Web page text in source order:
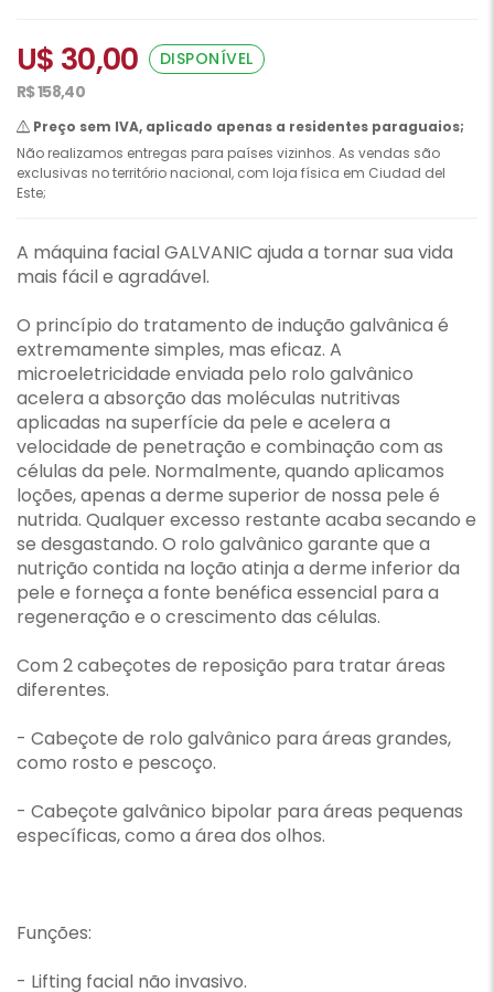
U$ 30,00
DISPONÍVEL
R$ 158,40
Preço sem IVA, aplicado apenas a residentes paraguaios;
Não realizamos entregas para países vizinhos. As vendas são
exclusivas no território nacional, com loja física em Ciudad del
Este;
A máquina facial GALVANIC ajuda a tornar sua vida
mais fácil e agradável.
O princípio do tratamento de indução galvânica é
extremamente simples, mas eficaz. A
microeletricidade enviada pelo rolo galvânico
acelera a absorção das moléculas nutritivas
aplicadas na superfície da pele e acelera a
velocidade de penetração e combinação com as
células da pele. Normalmente, quando aplicamos
loções, apenas a derme superior de nossa pele é
nutrida. Qualquer excesso restante acaba secando e
se desgastando. O rolo galvânico garante que a
nutrição contida na loção atinja a derme inferior da
pele e forneça a fonte benéfica essencial para a
regeneração e o crescimento das células.
Com 2 cabeçotes de reposição para tratar áreas
diferentes.
- Cabeçote de rolo galvânico para áreas grandes,
como rosto e pescoço.
- Cabeçote galvânico bipolar para áreas pequenas
específicas, como a área dos olhos.
Funções:
- Lifting facial não invasivo.